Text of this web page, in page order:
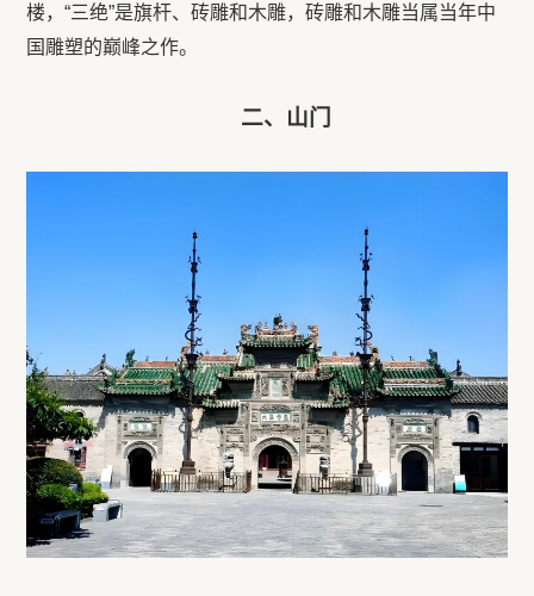
楼，“三绝”是旗杆、砖雕和木雕，砖雕和木雕当属当年中
国雕塑的巅峰之作。
二、山门